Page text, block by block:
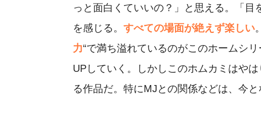
っと面白くていいの？」と思える。「
を感じる。すべての場面が絶えず楽しい
力“で満ち溢れているのがこのホームシ
UPしていく。しかしこのホムカミはや
る作品だ。特にMJとの関係などは、今